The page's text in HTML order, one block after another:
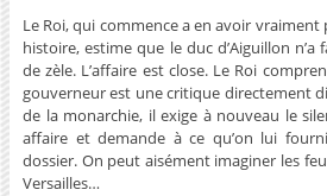
Le Roi, qui commence a en avoir vraiment
histoire, estime que le duc d’Aiguillon n’a
de zèle. L’affaire est close. Le Roi
gouverneur est une critique directement
de la monarchie, il exige à nouveau le
affaire et demande à ce qu’on lui
dossier. On peut aisément imaginer les
Versailles…